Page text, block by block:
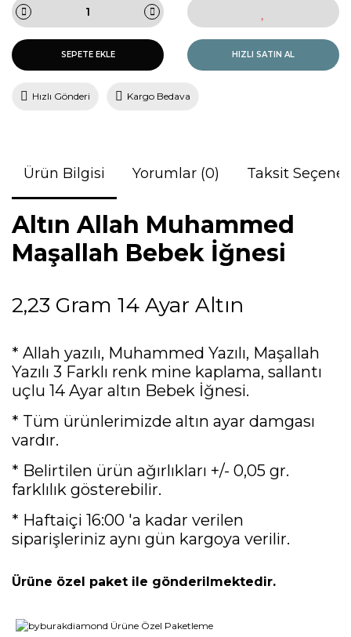
SEPETE EKLE HIZLI SATIN AL
Hızlı Gönderi Kargo Bedava
Ürün Bilgisi Yorumlar (0) Taksit
Altın Allah Muhammed
Maşallah Bebek İğnesi
2,23 Gram 14 Ayar Altın
* Allah yazılı, Muhammed Yazılı, Maşallah
Yazılı 3 Farklı renk mine kaplama, sallantı
uçlu 14 Ayar altın Bebek İğnesi.
* Tüm ürünlerimizde altın ayar damgası
vardır.
* Belirtilen ürün ağırlıkları +/- 0,05 gr.
farklılık gösterebilir.
* Haftaiçi 16:00 'a kadar verilen
siparişleriniz aynı gün kargoya verilir.
Ürüne özel paket ile gönderilmektedir.